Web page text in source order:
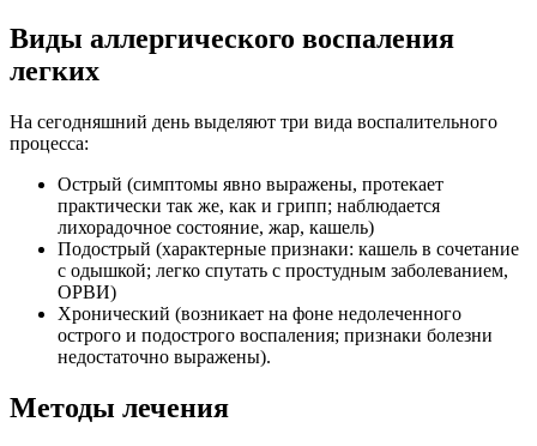
Виды аллергического воспаления
легких
На сегодняшний день выделяют три вида воспалительного
процесса:
Острый (симптомы явно выражены, протекает
практически так же, как и грипп; наблюдается
лихорадочное состояние, жар, кашель)
Подострый (характерные признаки: кашель в сочетание
с одышкой; легко спутать с простудным заболеванием,
ОРВИ)
Хронический (возникает на фоне недолеченного
острого и подострого воспаления; признаки болезни
недостаточно выражены).
Методы лечения